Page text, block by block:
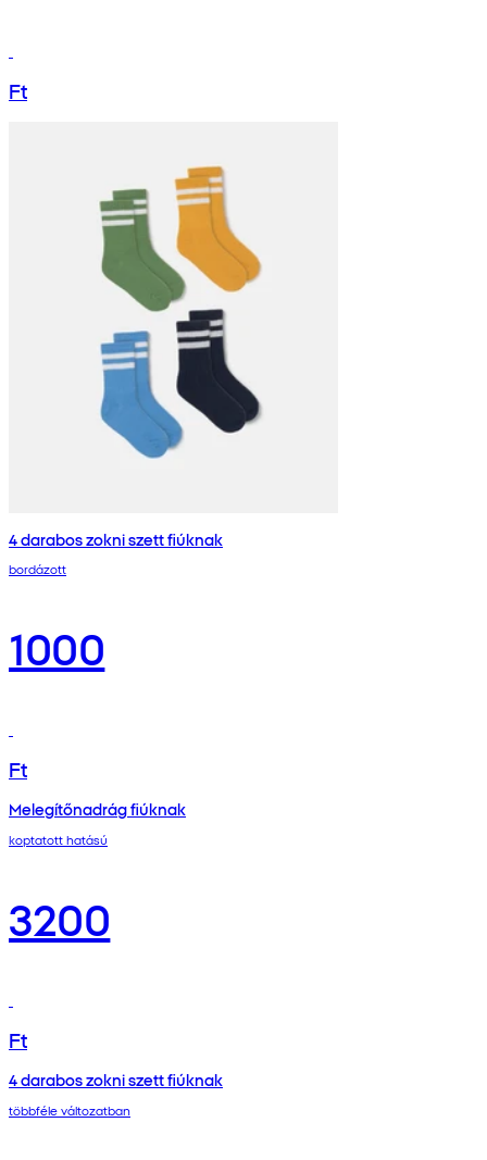
Ft
4 darabos zokni szett fiúknak
bordázott
1000
Ft
Melegítőnadrág fiúknak
koptatott hatású
3200
Ft
4 darabos zokni szett fiúknak
többféle változatban